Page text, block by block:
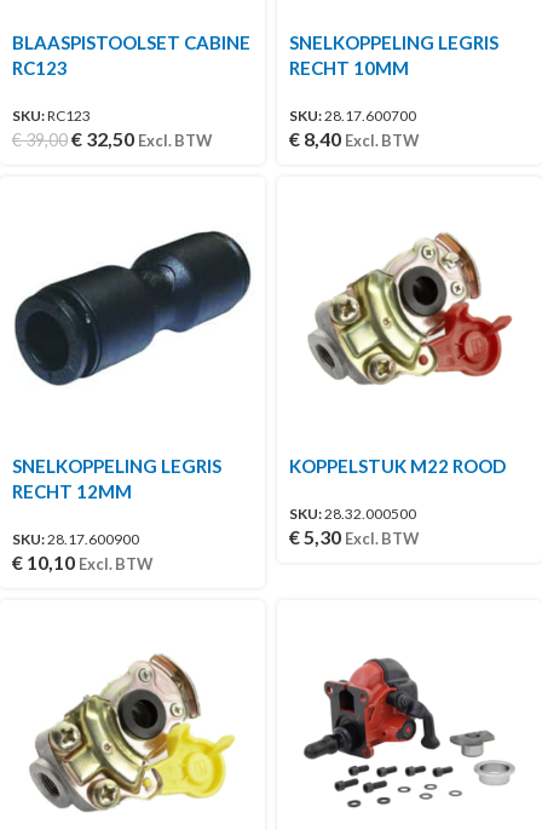
BLAASPISTOOLSET CABINE
RC123
SKU:RC123
€39,00€ 32,50 Excl. BTW
SNELKOPPELING LEGRIS
RECHT 10MM
SKU:28.17.600700
€ 8,40 Excl. BTW
SNELKOPPELING LEGRIS
RECHT 12MM
SKU:28.17.600900
€ 10,10 Excl. BTW
KOPPELSTUK M22 ROOD
SKU:28.32.000500
€ 5,30 Excl. BTW